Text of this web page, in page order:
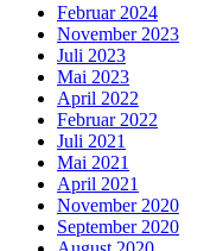
Februar 2024
November 2023
Juli 2023
Mai 2023
April 2022
Februar 2022
Juli 2021
Mai 2021
April 2021
November 2020
September 2020